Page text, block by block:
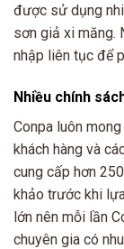
được sử dụng
sơn giả xi măng.
nhập liên tục để
Nhiều chính
Conpa luôn
khách hàng và
cung cấp hơn
khảo trước khi
lớn nên mỗi lần
chuyên gia có